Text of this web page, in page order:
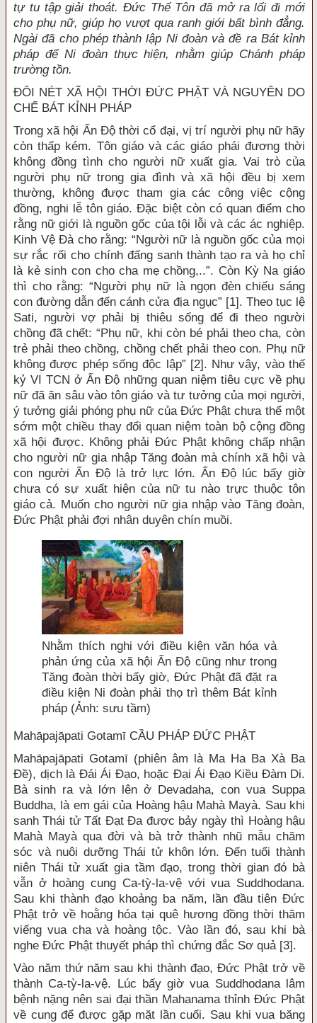
tự tu tập giải thoát. Đức Thế Tôn đã mở ra lối đi mới
cho phụ nữ, giúp họ vượt qua ranh giới bất bình đẳng.
Ngài đã cho phép thành lập Ni đoàn và đề ra Bát kỉnh
pháp để Ni đoàn thực hiện, nhằm giúp Chánh pháp
trường tồn.
ĐÔI NÉT XÃ HỘI THỜI ĐỨC PHẬT VÀ NGUYÊN DO
CHẾ BÁT KỈNH PHÁP
Trong xã hội Ấn Độ thời cổ đại, vị trí người phụ nữ hãy
còn thấp kém. Tôn giáo và các giáo phái đương thời
không đồng tình cho người nữ xuất gia. Vai trò của
người phụ nữ trong gia đình và xã hội đều bị xem
thường, không được tham gia các công việc cộng
đồng, nghi lễ tôn giáo. Đặc biệt còn có quan điểm cho
rằng nữ giới là nguồn gốc của tội lỗi và các ác nghiệp.
Kinh Vệ Đà cho rằng: “Người nữ là nguồn gốc của mọi
sự rắc rối cho chính đấng sanh thành tạo ra và họ chỉ
là kẻ sinh con cho cha mẹ chồng,..”. Còn Kỳ Na giáo
thì cho rằng: “Người phụ nữ là ngọn đèn chiếu sáng
con đường dẫn đến cánh cửa địa ngục” [1]. Theo tục lệ
Sati, người vợ phải bị thiêu sống để đi theo người
chồng đã chết: “Phụ nữ, khi còn bé phải theo cha, còn
trẻ phải theo chồng, chồng chết phải theo con. Phụ nữ
không được phép sống độc lập” [2]. Như vậy, vào thế
kỷ VI TCN ở Ấn Độ những quan niệm tiêu cực về phụ
nữ đã ăn sâu vào tôn giáo và tư tưởng của mọi người,
ý tưởng giải phóng phụ nữ của Đức Phật chưa thể một
sớm một chiều thay đổi quan niệm toàn bộ cộng đồng
xã hội được. Không phải Đức Phật không chấp nhận
cho người nữ gia nhập Tăng đoàn mà chính xã hội và
con người Ấn Độ là trở lực lớn. Ấn Độ lúc bấy giờ
chưa có sự xuất hiện của nữ tu nào trực thuộc tôn
giáo cả. Muốn cho người nữ gia nhập vào Tăng đoàn,
Đức Phật phải đợi nhân duyên chín muồi.
Nhằm thích nghi với điều kiện văn hóa và
phản ứng của xã hội Ấn Độ cũng như trong
Tăng đoàn thời bấy giờ, Đức Phật đã đặt ra
điều kiện Ni đoàn phải thọ trì thêm Bát kỉnh
pháp (Ảnh: sưu tầm)
Mahāpajāpati Gotamī CẦU PHÁP ĐỨC PHẬT
Mahāpajāpati Gotamī (phiên âm là Ma Ha Ba Xà Ba
Đề), dịch là Đái Ái Đạo, hoặc Đại Ái Đạo Kiều Đàm Di.
Bà sinh ra và lớn lên ở Devadaha, con vua Suppa
Buddha, là em gái của Hoàng hậu Mahà Mayà. Sau khi
sanh Thái tử Tất Đạt Đa được bảy ngày thì Hoàng hậu
Mahà Mayà qua đời và bà trở thành nhũ mẫu chăm
sóc và nuôi dưỡng Thái tử khôn lớn. Đến tuổi thành
niên Thái tử xuất gia tầm đạo, trong thời gian đó bà
vẫn ở hoàng cung Ca-tỳ-la-vệ với vua Suddhodana.
Sau khi thành đạo khoảng ba năm, lần đầu tiên Đức
Phật trở về hoằng hóa tại quê hương đồng thời thăm
viếng vua cha và hoàng tộc. Vào lần đó, sau khi bà
nghe Đức Phật thuyết pháp thì chứng đắc Sơ quả [3].
Vào năm thứ năm sau khi thành đạo, Đức Phật trở về
thành Ca-tỳ-la-vệ. Lúc bấy giờ vua Suddhodana lâm
bệnh nặng nên sai đại thần Mahanama thỉnh Đức Phật
về cung để được gặp mặt lần cuối. Sau khi vua băng